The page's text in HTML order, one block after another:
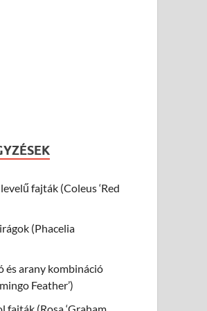
fajták (Coleus ‘Red
(Phacelia
és arany kombináció
Feather’)